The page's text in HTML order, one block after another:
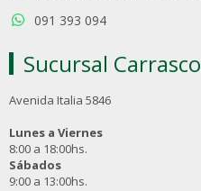
091 393 094
Sucursal Carrasco
Avenida Italia 5846
Lunes a Viernes
8:00 a 18:00hs.
Sábados
9:00 a 13:00hs.